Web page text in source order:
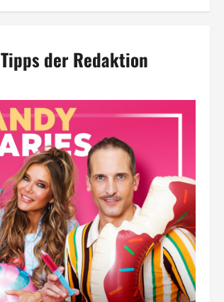
Tipps der Redaktion